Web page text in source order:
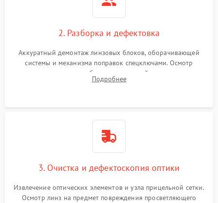
2. Разборка и дефектовка
Аккуратный демонтаж линзовых блоков, оборачивающей
системы и механизма поправок спецключами. Осмотр
внутренних резьбовых соединений, пружин и
уплотнительных колец. Поиск причин люфта, смещения
Подробнее
3. Очистка и дефектоскопия оптики
Извлечение оптических элементов и узла прицельной сетки.
Осмотр линз на предмет повреждения просветляющего